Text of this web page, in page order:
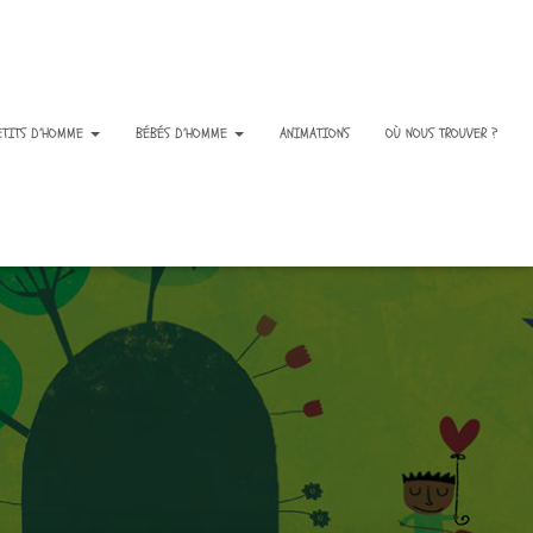
D’HOMME BÉBÉS D’HOMME ANIMATIONS OÙ NOUS TROUVER ?